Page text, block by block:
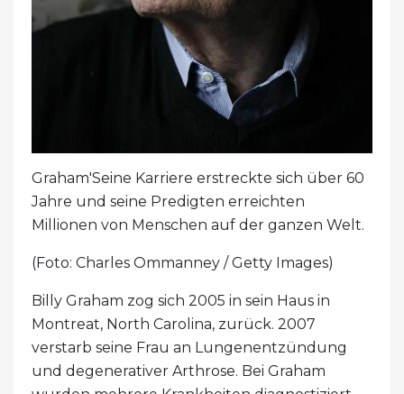
Graham'Seine Karriere erstreckte sich über 60
Jahre und seine Predigten erreichten
Millionen von Menschen auf der ganzen Welt.
(Foto: Charles Ommanney / Getty Images)
Billy Graham zog sich 2005 in sein Haus in
Montreat, North Carolina, zurück. 2007
verstarb seine Frau an Lungenentzündung
und degenerativer Arthrose. Bei Graham